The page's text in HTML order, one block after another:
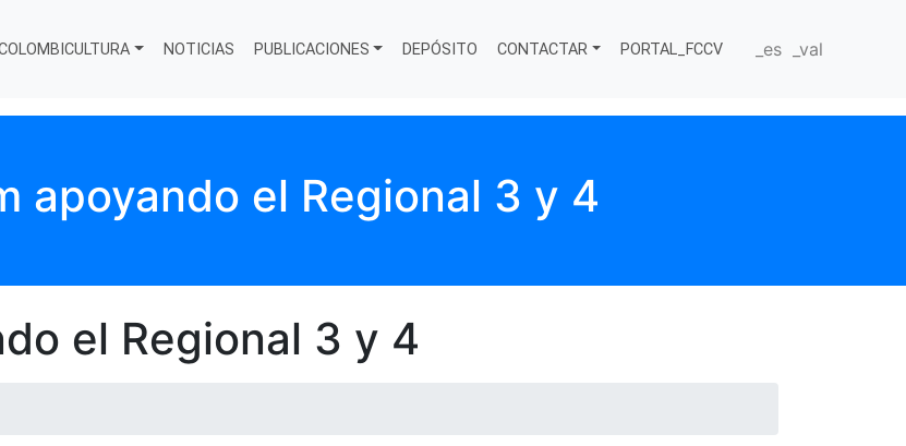
NOTICIAS PUBLICACIONES DEPÓSITO CONTACTAR PORTAL_FCCV _es _val
apoyando el Regional 3 y 4
el Regional 3 y 4